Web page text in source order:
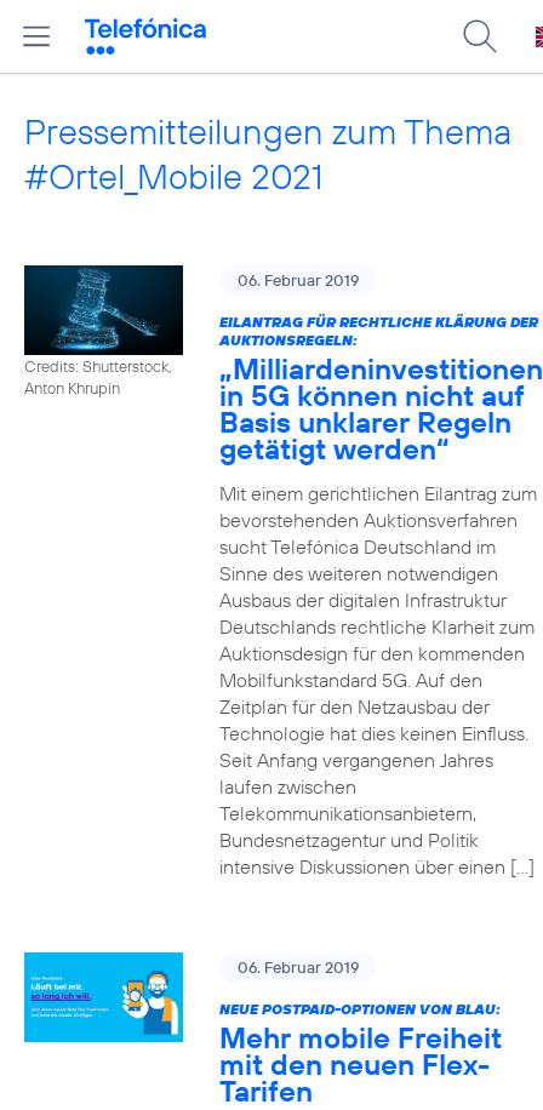
Pressemitteilungen zum Thema
#Ortel_Mobile 2021
Credits: Shutterstock,
Anton Khrupin
06. Februar 2019
EILANTRAG FÜR RECHTLICHE KLÄRUNG DER
AUKTIONSREGELN:
„Milliardeninvestitionen
in 5G können nicht auf
Basis unklarer Regeln
getätigt werden“
Mit einem gerichtlichen Eilantrag zum
bevorstehenden Auktionsverfahren
sucht Telefónica Deutschland im
Sinne des weiteren notwendigen
Ausbaus der digitalen Infrastruktur
Deutschlands rechtliche Klarheit zum
Auktionsdesign für den kommenden
Mobilfunkstandard 5G. Auf den
Zeitplan für den Netzausbau der
Technologie hat dies keinen Einfluss.
Seit Anfang vergangenen Jahres
laufen zwischen
Telekommunikationsanbietern,
Bundesnetzagentur und Politik
intensive Diskussionen über einen […]
06. Februar 2019
NEUE POSTPAID-OPTIONEN VON BLAU:
Mehr mobile Freiheit
mit den neuen Flex-
Tarifen